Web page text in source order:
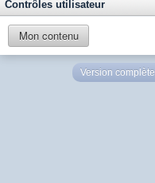
Contrôles utilisateur
Mon contenu
Version complète